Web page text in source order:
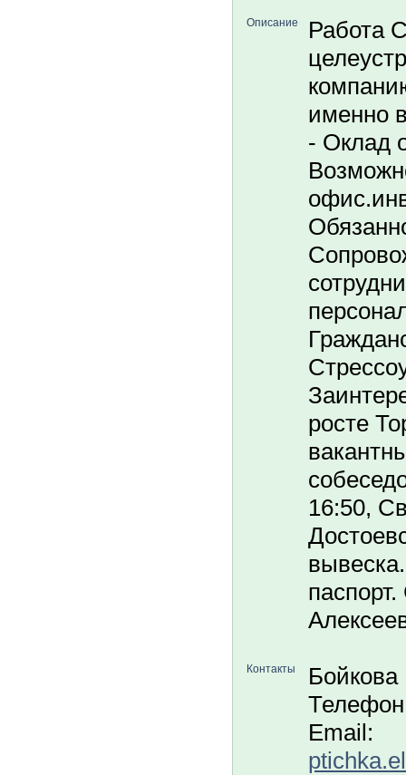
Описание
Работа
именно
- Оклад
росте
16:50,
Контакты
Бойкова
Email: